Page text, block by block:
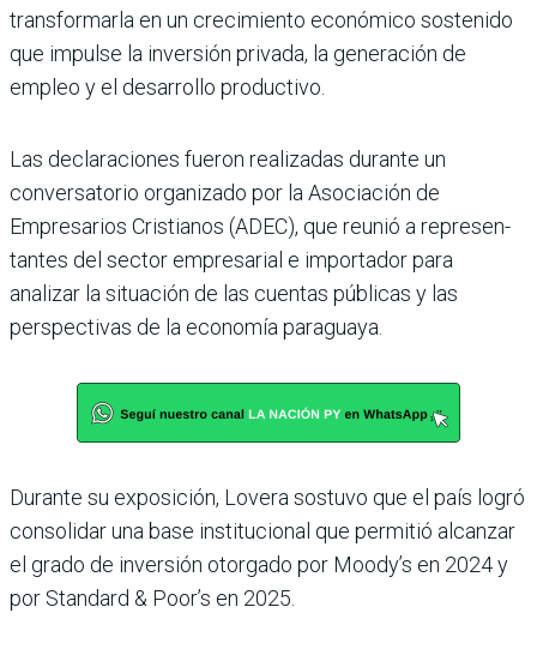
transformarla en un crecimiento econó­mico sostenido
que impulse la inversión privada, la gene­ración de
empleo y el desarro­llo productivo.
Las declaraciones fueron rea­lizadas durante un
conversa­torio organizado por la Asocia­ción de
Empresarios Cristianos (ADEC), que reunió a represen­
tantes del sector empresarial e importador para
analizar la situación de las cuentas públi­cas y las
perspectivas de la eco­nomía paraguaya.
Durante su exposición, Lovera sostuvo que el país logró
consolidar una base institucional que permitió alcanzar
el grado de inver­sión otorgado por Moody’s en 2024 y
por Standard & Poor’s en 2025.